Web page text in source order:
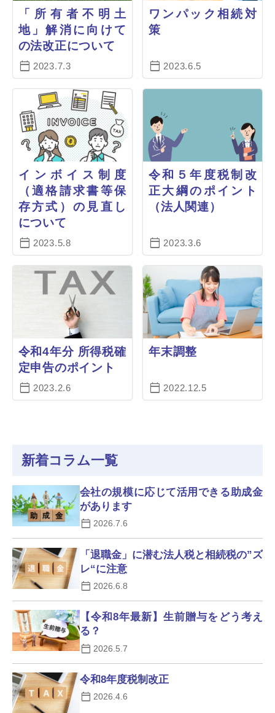
「所有者不明土
地」解消に向けて
の法改正について
2023.7.3
ワンパック相続対
策
2023.6.5
インボイス制度
（適格請求書等保
存方式）の見直し
について
2023.5.8
令和５年度税制改
正大綱のポイント
（法人関連）
2023.3.6
令和4年分 所得税確
定申告のポイント
2023.2.6
年末調整
2022.12.5
新着コラム一覧
会社の規模に応じて活用できる助成金
があります
2026.7.6
「退職金」に潜む法人税と相続税の”ズ
レ“に注意
2026.6.8
【令和8年最新】生前贈与をどう考え
る？
2026.5.7
令和8年度税制改正
2026.4.6